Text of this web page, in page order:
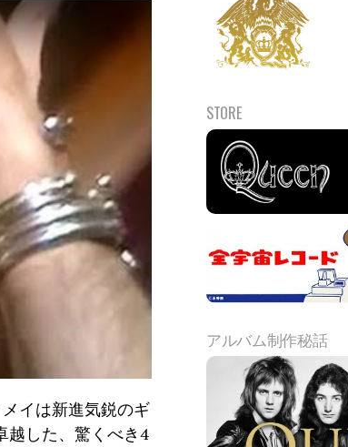
イは新進気鋭のギ
越した、驚くべき4
STORE
アルバム制作秘話